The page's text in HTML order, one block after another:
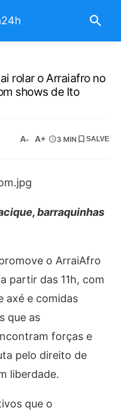
rolar o Arraiafro no
shows de Ito
A- A+ 3 MIN SALVE
barraquinhas
o ArraiAfro
partir das 11h, com
axé e comidas
que as
forças e
pelo direito de
liberdade.
que o